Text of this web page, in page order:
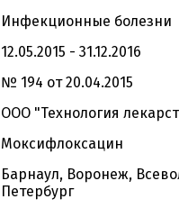
Инфекционные болезни
12.05.2015 - 31.12.2016
№ 194 от 20.04.2015
ООО "Технология
Моксифлоксацин
Барнаул, Воронеж,
Петербург